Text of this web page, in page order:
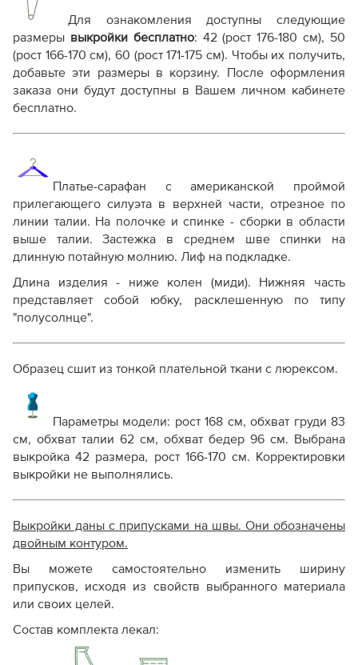
плоттере A0 с шириной печати 810мм в зависимости
от выбора формата
Инструкция-платье-Джейн727.pdf
Дополнительные файлы:
Терминология ВТО
Как распечатывать выкройки
Как скорректировать готовую выкройку по росту
Для ознакомления доступны следующие
размеры выкройки бесплатно: 42 (рост 176-180 см), 50
(рост 166-170 см), 60 (рост 171-175 см). Чтобы их получить,
добавьте эти размеры в корзину. После оформления
заказа они будут доступны в Вашем личном кабинете
бесплатно.
Платье-сарафан с американской проймой
прилегающего силуэта в верхней части, отрезное по
линии талии. На полочке и спинке - сборки в области
выше талии. Застежка в среднем шве спинки на
длинную потайную молнию. Лиф на подкладке.
Длина изделия - ниже колен (миди). Нижняя часть
представляет собой юбку, расклешенную по типу
"полусолнце".
Образец сшит из тонкой плательной ткани с люрексом.
Параметры модели: рост 168 см, обхват груди 83
см, обхват талии 62 см, обхват бедер 96 см. Выбрана
выкройка 42 размера, рост 166-170 см. Корректировки
выкройки не выполнялись.
Выкройки даны с припусками на швы. Они обозначены
двойным контуром.
Вы можете самостоятельно изменить ширину
припусков, исходя из свойств выбранного материала
или своих целей.
Состав комплекта лекал: